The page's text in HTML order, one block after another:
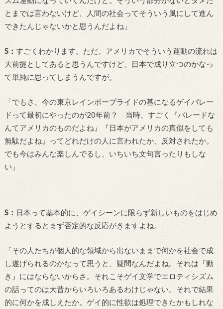
とまでは言わないけど、人間の社会ってそういう風にして進ん
できたんじゃないかと思うんだよね」
S： すごくわかります。ただ、アメリカでそういう運動の流れは
大前提としてあると思うんですけど、日本で成り立つのかなっ
て単純に思ってしまうんですが。
「でもさ、今の東京レインボープライドの基になるゲイパレー
ドって最初にやったのが20年前？ 当時、すごく『パレードな
んてアメリカのものだよね』『日本がアメリカの真似をしても
無駄だよね』ってどれだけの人に言われたか、反対されたか。
でも今はみんな楽しんでるし、いちいち文句言ったりもしな
い」
S： 日本って基本的に、ゲイシーンに限らず新しいものをはじめ
ようとするとまず否定的な反応がきますよね。
「その人たちが個人的な領域から出ないままで何かを社会で成
し遂げられるのかなって思うと、疑問なんだよね。それは『動
き』にはならないからさ。それこそゲイ文学でエロティシズム
の話ってのは大昔からいろいろあるわけじゃない。それで結果
的に何かを成しえたか。ゲイ的に性欲は処理できたかもしれな